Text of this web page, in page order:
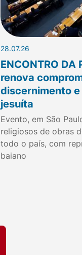
28.07.26
ENCONTRO DA
renova
discernimento
jesuíta
Evento, em São
religiosos de obras
todo o país, com
baiano